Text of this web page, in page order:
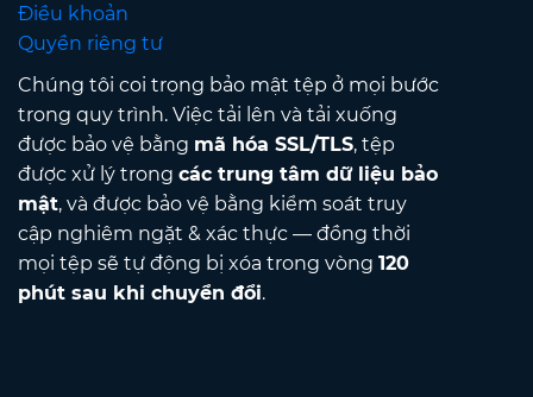
Điều khoản
Quyền riêng tư
Chúng tôi coi trọng bảo mật tệp ở mọi bước
trong quy trình. Việc tải lên và tải xuống
được bảo vệ bằng mã hóa SSL/TLS, tệp
được xử lý trong các trung tâm dữ liệu bảo
mật, và được bảo vệ bằng kiểm soát truy
cập nghiêm ngặt & xác thực — đồng thời
mọi tệp sẽ tự động bị xóa trong vòng 120
phút sau khi chuyển đổi.